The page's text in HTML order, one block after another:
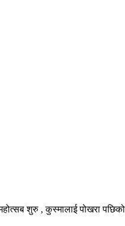
शुरु , कुस्मालाई पोखरा